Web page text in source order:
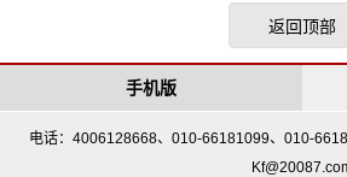
返回顶部
手机版
电话：4006128668、010-66181099、010-